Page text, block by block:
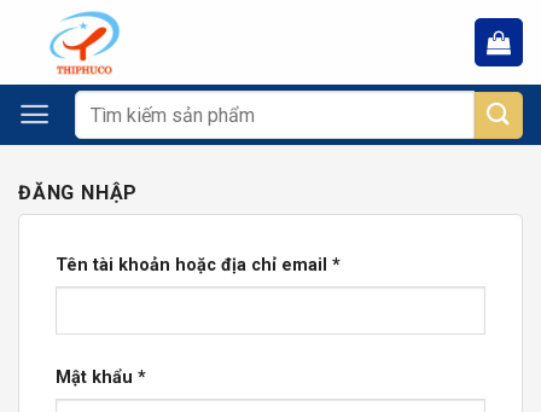
dung
Tìm
kiếm:
ĐĂNG NHẬP
Tên tài khoản hoặc địa chỉ email *
Mật khẩu *